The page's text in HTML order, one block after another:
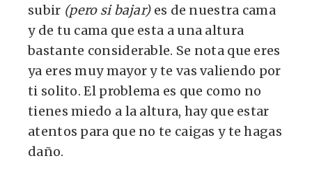
subir (pero si bajar)es de nuestra cama
y de tu cama que esta a una altura
bastante considerable. Se nota que eres
ya eres muy mayor y te vas valiendo por
ti solito. El problema es que como no
tienes miedo a la altura, hay que estar
atentos para que no te caigas y te hagas
daño.